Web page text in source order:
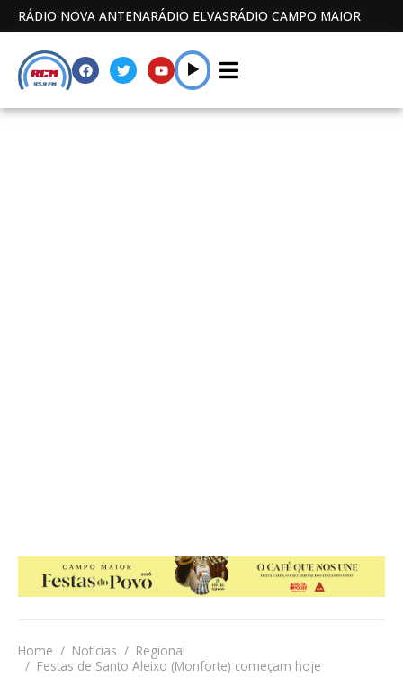
RÁDIO NOVA ANTENARÁDIO ELVASRÁDIO CAMPO MAIOR
Home Notícias
Regional
Festas de Santo Aleixo (Monforte) começam hoje